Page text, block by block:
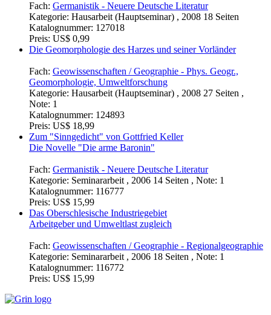
Fach: Germanistik - Neuere Deutsche Literatur
Kategorie: Hausarbeit (Hauptseminar) , 2008 18 Seiten
Katalognummer: 127018
Preis: US$ 0,99
Die Geomorphologie des Harzes und seiner Vorländer
Fach: Geowissenschaften / Geographie - Phys. Geogr.,
Geomorphologie, Umweltforschung
Kategorie: Hausarbeit (Hauptseminar) , 2008 27 Seiten ,
Note: 1
Katalognummer: 124893
Preis: US$ 18,99
Zum "Sinngedicht" von Gottfried Keller
Die Novelle "Die arme Baronin"
Fach: Germanistik - Neuere Deutsche Literatur
Kategorie: Seminararbeit , 2006 14 Seiten , Note: 1
Katalognummer: 116777
Preis: US$ 15,99
Das Oberschlesische Industriegebiet
Arbeitgeber und Umweltlast zugleich
Fach: Geowissenschaften / Geographie - Regionalgeographie
Kategorie: Seminararbeit , 2006 18 Seiten , Note: 1
Katalognummer: 116772
Preis: US$ 15,99